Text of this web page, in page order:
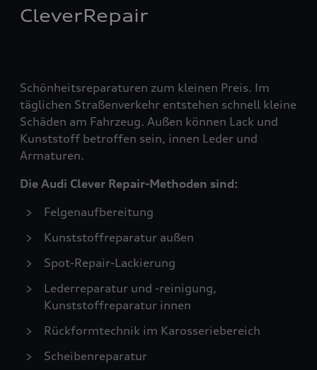
CleverRepair
Schönheitsreparaturen zum kleinen Preis. Im
täglichen Straßenverkehr entstehen schnell kleine
Schäden am Fahrzeug. Außen können Lack und
Kunststoff betroffen sein, innen Leder und
Armaturen.
Die Audi Clever Repair-Methoden sind:
Felgenaufbereitung
Kunststoffreparatur außen
Spot-Repair-Lackierung
Lederreparatur und -reinigung,
Kunststoffreparatur innen
Rückformtechnik im Karosseriebereich
Scheibenreparatur